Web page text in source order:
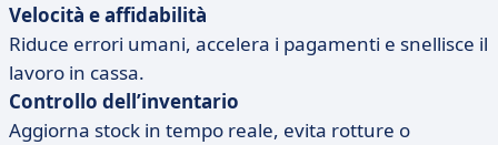
Velocità e affidabilità
Riduce errori umani, accelera i pagamenti e snellisce il
lavoro in cassa.
Controllo dell’inventario
Aggiorna stock in tempo reale, evita rotture o